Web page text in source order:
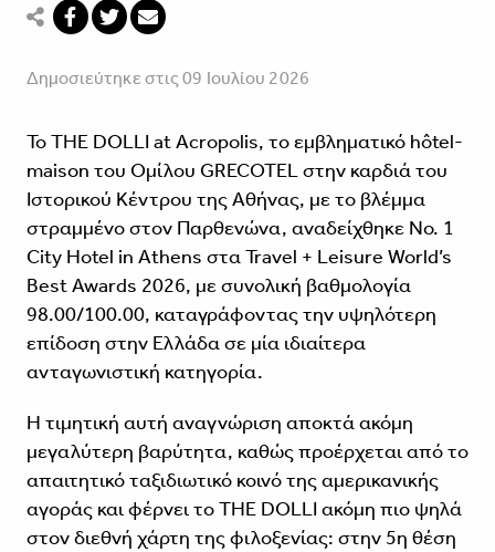
Δημοσιεύτηκε στις 09 Ιουλίου 2026
Το THE DOLLI at Acropolis, το εμβληματικό hôtel-
maison του Ομίλου GRECOTEL στην καρδιά του
Ιστορικού Κέντρου της Αθήνας, με το βλέμμα
στραμμένο στον Παρθενώνα, αναδείχθηκε No. 1
City Hotel in Athens στα Travel + Leisure World’s
Best Awards 2026, με συνολική βαθμολογία
98.00/100.00, καταγράφοντας την υψηλότερη
επίδοση στην Ελλάδα σε μία ιδιαίτερα
ανταγωνιστική κατηγορία.
Η τιμητική αυτή αναγνώριση αποκτά ακόμη
μεγαλύτερη βαρύτητα, καθώς προέρχεται από το
απαιτητικό ταξιδιωτικό κοινό της αμερικανικής
αγοράς και φέρνει το THE DOLLI ακόμη πιο ψηλά
στον διεθνή χάρτη της φιλοξενίας: στην 5η θέση